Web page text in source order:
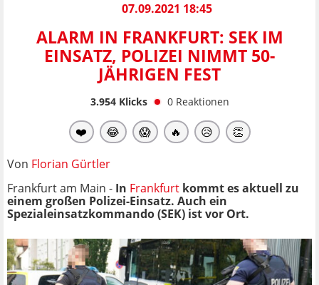
07.09.2021 18:45
ALARM IN FRANKFURT: SEK IM
EINSATZ, POLIZEI NIMMT 50-
JÄHRIGEN FEST
3.954Klicks 0 Reaktionen
❤️ 😂 😱 🔥 😥 👏
Von Florian Gürtler
Frankfurt am Main - In Frankfurt kommt es aktuell zu
einem großen Polizei-Einsatz. Auch ein
Spezialeinsatzkommando (SEK) ist vor Ort.